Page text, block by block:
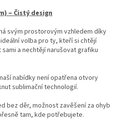
– Čistý design
svým prostorovým vzhledem díky
volba pro ty, kteří si chtějí
a nechtějí narušovat grafiku
nabídky není opatřena otvory
sublimační technologií.
bez děr, možnost zavěšení za ohyb
tam, kde potřebujete.